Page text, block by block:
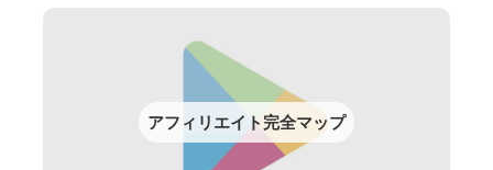
アフィリエイト完全マップ